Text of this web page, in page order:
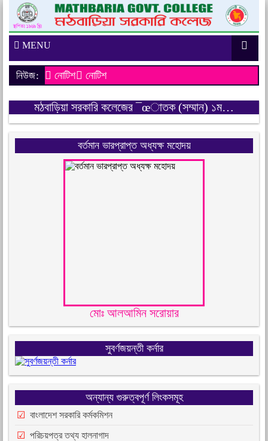
MENU
নিউজ: নোটিশ
নোটিশ
মঠবাড়িয়া সরকারি কলেজের ¯œাতক (সম্মান) ১ম…
বর্তমান ভারপ্রাপ্ত অধ্যক্ষ মহোদয়
মোঃ আলআমিন সরোয়ার
সুবর্ণজয়ন্তী কর্নার
অন্যান্য গুরুত্বপূর্ণ লিংকসমূহ
বাংলাদেশ সরকারি কর্মকমিশন
পরিচয়পত্র তথ্য হালনাগাদ